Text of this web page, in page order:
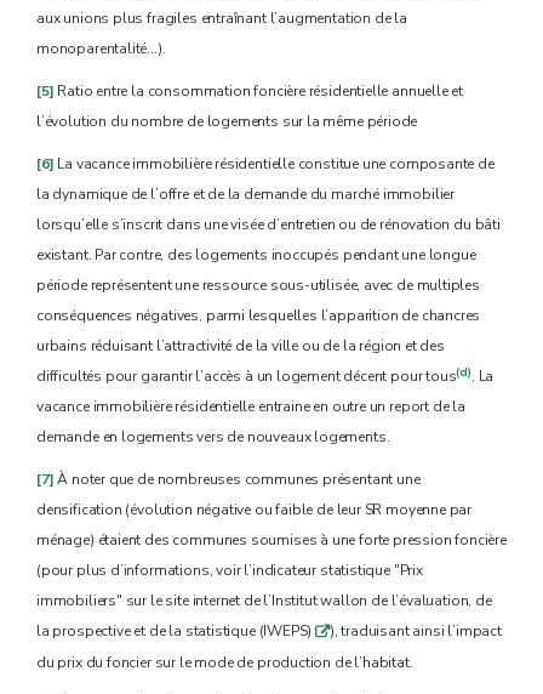
aux unions plus fragiles entraînant l’augmentation de la
monoparentalité…).
[5] Ratio entre la consommation foncière résidentielle annuelle et
l’évolution du nombre de logements sur la même période
[6] La vacance immobilière résidentielle constitue une composante de
la dynamique de l’offre et de la demande du marché immobilier
lorsqu’elle s’inscrit dans une visée d’entretien ou de rénovation du bâti
existant. Par contre, des logements inoccupés pendant une longue
période représentent une ressource sous-utilisée, avec de multiples
conséquences négatives, parmi lesquelles l’apparition de chancres
urbains réduisant l’attractivité de la ville ou de la région et des
difficultés pour garantir l’accès à un logement décent pour tous(d). La
vacance immobilière résidentielle entraine en outre un report de la
demande en logements vers de nouveaux logements.
[7]À noter que de nombreuses communes présentant une
densification (évolution négative ou faible de leur SR moyenne par
ménage) étaient des communes soumises à une forte pression foncière
(pour plus d’informations, voir l’indicateur statistique "Prix
immobiliers" sur le site internet de l’Institut wallon de l’évaluation, de
la prospective et de la statistique (IWEPS)q), traduisant ainsi l’impact
du prix du foncier sur le mode de production de l’habitat.